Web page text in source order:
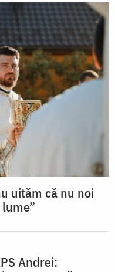
uităm că nu noi
Andrei: